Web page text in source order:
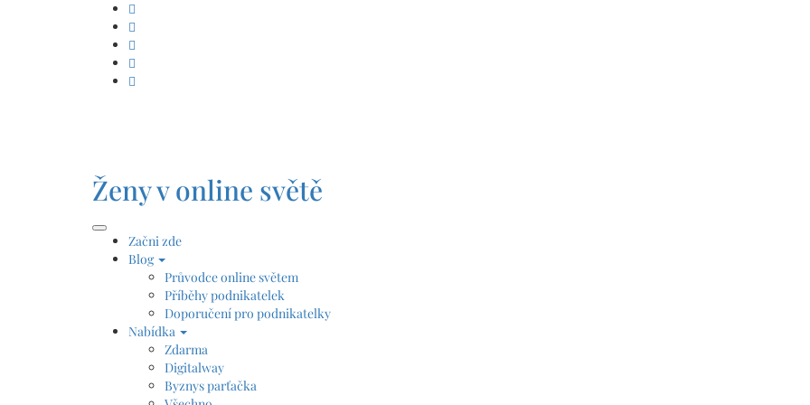
Ženy v online světě
Začni zde
Blog
Průvodce online světem
Příběhy podnikatelek
Doporučení pro podnikatelky
Nabídka
Zdarma
Digitalway
Byznys parťačka